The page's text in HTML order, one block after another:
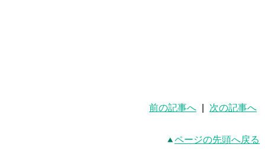
前の記事へ 次の記事へ
ページの先頭へ戻る